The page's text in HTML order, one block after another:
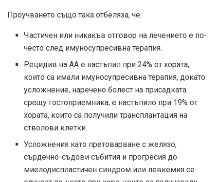
Проучването също така отбеляза, че:
Частичен или никакъв отговор на лечението е по-
често след имуносупресивна терапия.
Рецидив на АА е настъпил при 24% от хората,
които са имали имуносупресивна терапия, докато
усложнение, наречено болест на присадката
срещу гостоприемника, е настъпило при 19% от
хората, които са получили трансплантация на
стволови клетки.
Усложнения като претоварване с желязо,
сърдечно-съдови събития и прогресия до
миелодиспластичен синдром или левкемия се